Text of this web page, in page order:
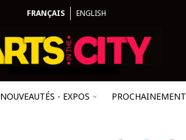
FRANÇAIS ENGLISH
NOUVEAUTÉS - EXPOS PROCHAINEMENT